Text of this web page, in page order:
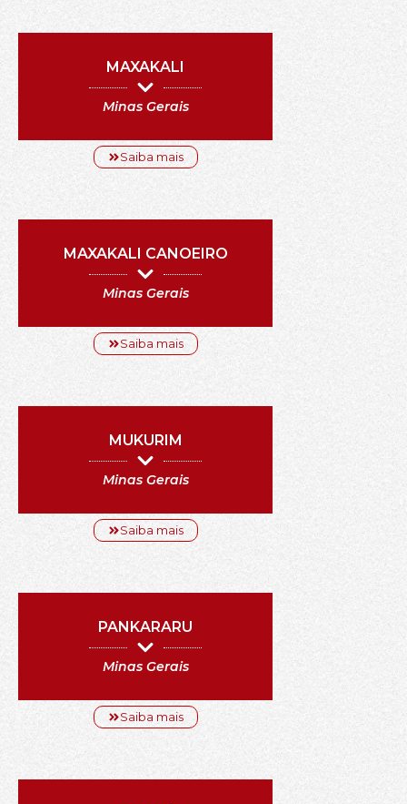
MAXAKALI
Minas Gerais
Saiba mais
MAXAKALI CANOEIRO
Minas Gerais
Saiba mais
MUKURIM
Minas Gerais
Saiba mais
PANKARARU
Minas Gerais
Saiba mais